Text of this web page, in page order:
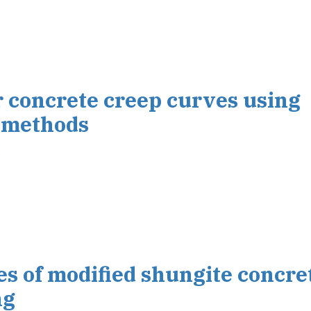
creep curves using
of modified shungite